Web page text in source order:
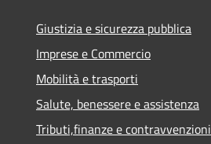
Giustizia e sicurezza pubblica
Imprese e Commercio
Mobilità e trasporti
Salute, benessere e assistenza
Tributi,finanze e contravvenzioni